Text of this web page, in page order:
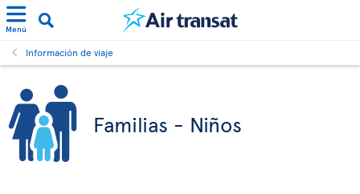
Menú
Información de viaje
Familias - Niños